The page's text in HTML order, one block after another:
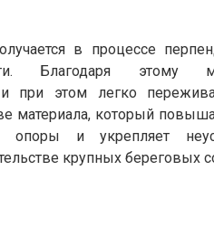
в процессе
Благодаря этому
и при этом легко
материала, который
опоры и укрепляет
крупных береговых